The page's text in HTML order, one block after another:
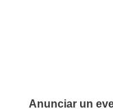
Anunciar un